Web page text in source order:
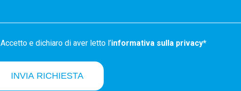
Accetto e dichiaro di aver letto l’informativa sulla privacy*
INVIA RICHIESTA